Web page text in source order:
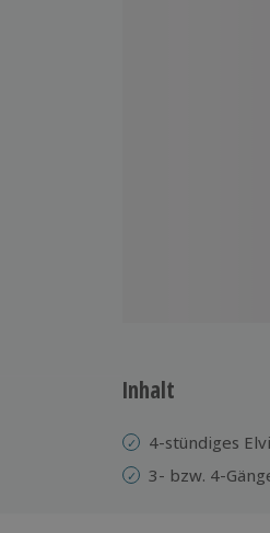
Inhalt
4-stündiges
3- bzw. 4-